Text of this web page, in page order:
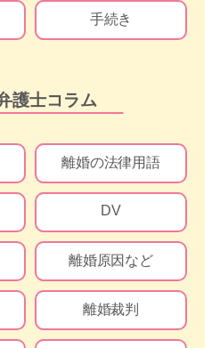
手続き
護士コラム
離婚の法律用語
DV
離婚原因など
離婚裁判